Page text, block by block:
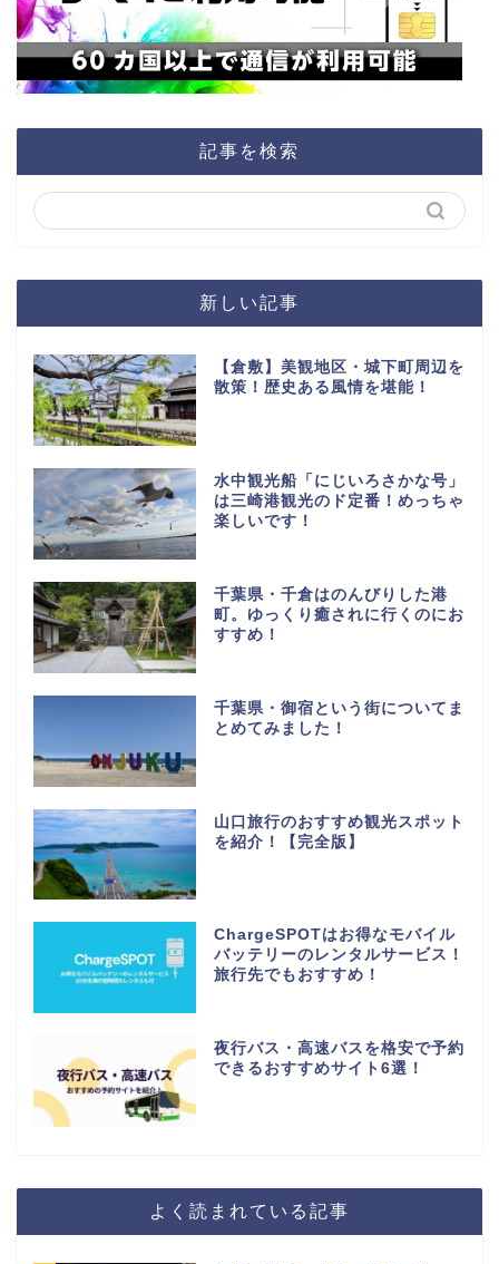
記事を検索
新しい記事
【倉敷】美観地区・城下町周辺を
散策！歴史ある風情を堪能！
水中観光船「にじいろさかな号」
は三崎港観光のド定番！めっちゃ
楽しいです！
千葉県・千倉はのんびりした港
町。ゆっくり癒されに行くのにお
すすめ！
千葉県・御宿という街についてま
とめてみました！
山口旅行のおすすめ観光スポット
を紹介！【完全版】
ChargeSPOTはお得なモバイル
バッテリーのレンタルサービス！
旅行先でもおすすめ！
夜行バス・高速バスを格安で予約
できるおすすめサイト6選！
よく読まれている記事